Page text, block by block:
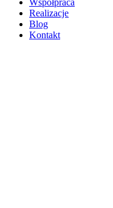
Współpraca
Realizacje
Blog
Kontakt